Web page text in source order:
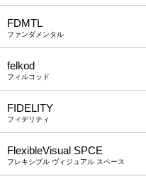
FDMTL
ファンダメンタル
felkod
フィルコッド
FIDELITY
フィデリティ
FlexibleVisual SPCE
フレキシブル ヴィジュアル スペース